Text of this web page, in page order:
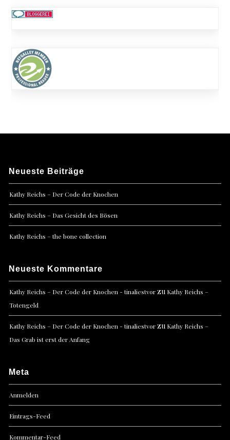
Neueste Beiträge
Kathy Reichs – Der Code der Knochen
Kathy Reichs – Das Gesicht des Bösen
Kathy Reichs – the bone collection
Neueste Kommentare
Kathy Reichs – Der Code der Knochen - tinaliestvorzu Kathy Reichs –
Totengeld
Kathy Reichs – Der Code der Knochen - tinaliestvorzu Kathy Reichs –
Das Grab ist erst der Anfang
Meta
Anmelden
Eintrags-Feed
Kommentar-Feed